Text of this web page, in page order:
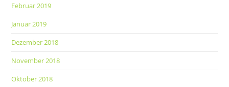
Februar 2019
Januar 2019
Dezember 2018
November 2018
Oktober 2018